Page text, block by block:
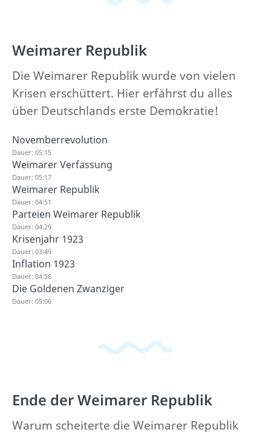
Weimarer Republik
Die Weimarer Republik wurde von vielen
Krisen erschüttert. Hier erfährst du alles
über Deutschlands erste Demokratie!
Novemberrevolution
Dauer: 05:15
Weimarer Verfassung
Dauer: 05:17
Weimarer Republik
Dauer: 04:51
Parteien Weimarer Republik
Dauer: 04:29
Krisenjahr 1923
Dauer: 03:49
Inflation 1923
Dauer: 04:56
Die Goldenen Zwanziger
Dauer: 05:06
Ende der Weimarer Republik
Warum scheiterte die Weimarer Republik